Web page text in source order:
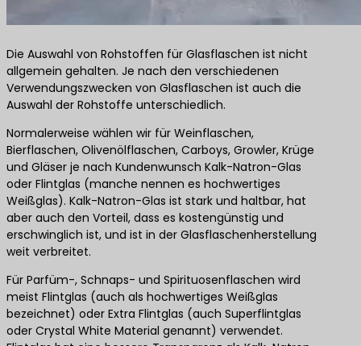
Die Auswahl von Rohstoffen für Glasflaschen ist nicht
allgemein gehalten. Je nach den verschiedenen
Verwendungszwecken von Glasflaschen ist auch die
Auswahl der Rohstoffe unterschiedlich.
Normalerweise wählen wir für Weinflaschen,
Bierflaschen, Olivenölflaschen, Carboys, Growler, Krüge
und Gläser je nach Kundenwunsch Kalk-Natron-Glas
oder Flintglas (manche nennen es hochwertiges
Weißglas). Kalk-Natron-Glas ist stark und haltbar, hat
aber auch den Vorteil, dass es kostengünstig und
erschwinglich ist, und ist in der Glasflaschenherstellung
weit verbreitet.
Für Parfüm-, Schnaps- und Spirituosenflaschen wird
meist Flintglas (auch als hochwertiges Weißglas
bezeichnet) oder Extra Flintglas (auch Superflintglas
oder Crystal White Material genannt) verwendet.